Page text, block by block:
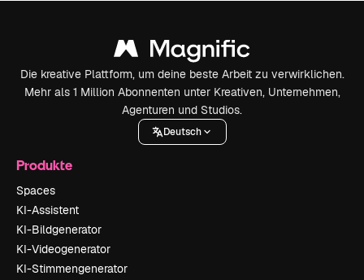
Die kreative Plattform, um deine beste Arbeit zu verwirklichen.
Mehr als 1 Million Abonnenten unter Kreativen, Unternehmen,
Agenturen und Studios.
Deutsch
Produkte
Spaces
KI-Assistent
KI-Bildgenerator
KI-Videogenerator
KI-Stimmengenerator